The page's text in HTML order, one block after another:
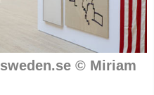
© Miriam